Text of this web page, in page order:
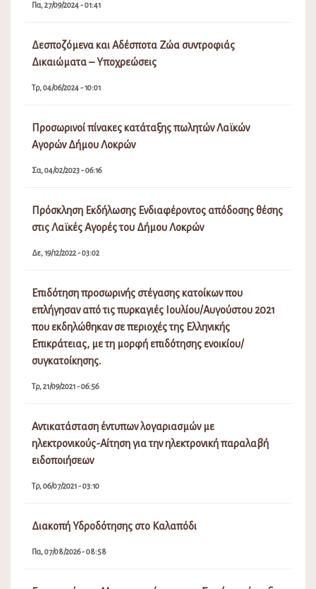
Πα, 27/09/2024 - 01:41
Δεσποζόμενα και Αδέσποτα Ζώα συντροφιάς
Δικαιώματα – Υποχρεώσεις
Τρ, 04/06/2024 - 10:01
Προσωρινοί πίνακες κατάταξης πωλητών Λαϊκών
Αγορών Δήμου Λοκρών
Σα, 04/02/2023 - 06:16
Πρόσκληση Εκδήλωσης Ενδιαφέροντος απόδοσης θέσης
στις Λαϊκές Αγορές του Δήμου Λοκρών
Δε, 19/12/2022 - 03:02
Επιδότηση προσωρινής στέγασης κατοίκων που
επλήγησαν από τις πυρκαγιές Ιουλίου/Αυγούστου 2021
που εκδηλώθηκαν σε περιοχές της Ελληνικής
Επικράτειας, με τη μορφή επιδότησης ενοικίου/
συγκατοίκησης.
Τρ, 21/09/2021 - 06:56
Αντικατάσταση έντυπων λογαριασμών με
ηλεκτρονικούς-Αίτηση για την ηλεκτρονική παραλαβή
ειδοποιήσεων
Τρ, 06/07/2021 - 03:10
Διακοπή Υδροδότησης στο Καλαπόδι
Πα, 07/08/2026 - 08:58